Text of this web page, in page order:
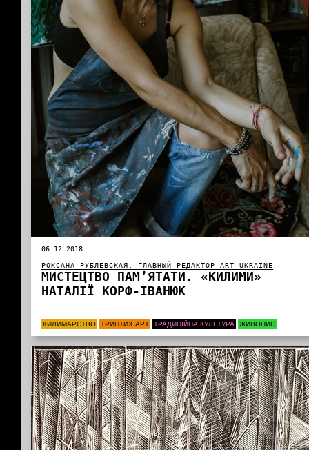
06.12.2018
РОКСАНА РУБЛЕВСКАЯ, ГЛАВНЫЙ РЕДАКТОР ART UKRAINE
МИСТЕЦТВО ПАМ’ЯТАТИ. «КИЛИМИ»
НАТАЛІЇ КОРФ-ІВАНЮК
КИЛИМАРСТВО ТРИПТИХ АРТ ТРАДИЦІЙНА КУЛЬТУРА ЖИВОПИС